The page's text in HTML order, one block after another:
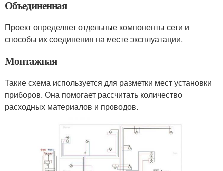
Объединенная
Проект определяет отдельные компоненты сети и
способы их соединения на месте эксплуатации.
Монтажная
Такие схема используется для разметки мест установки
приборов. Она помогает рассчитать количество
расходных материалов и проводов.